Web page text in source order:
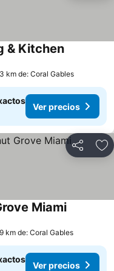
& Kitchen
km de: Coral Gables
Ver precios
Compartir
Miami
km de: Coral Gables
Ver precios